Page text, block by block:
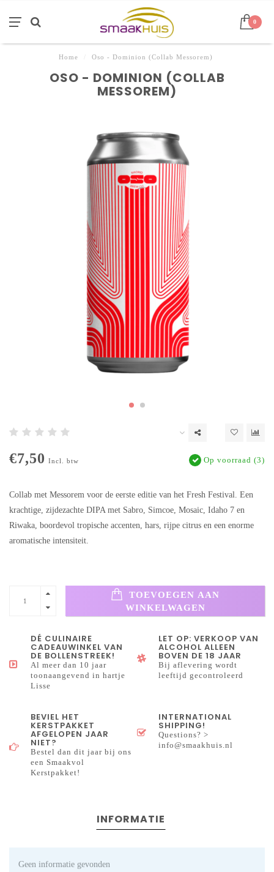
0
Home Oso - Dominion (Collab Messorem)
OSO - DOMINION (COLLAB
MESSOREM)
€7,50 Incl. btw Op voorraad (3)
Collab met Messorem voor de eerste editie van het Fresh Festival. Een
krachtige, zijdezachte DIPA met Sabro, Simcoe, Mosaic, Idaho 7 en
Riwaka, boordevol tropische accenten, hars, rijpe citrus en een enorme
aromatische intensiteit.
TOEVOEGEN AAN
WINKELWAGEN
DÉ CULINAIRE
CADEAUWINKEL VAN
DE BOLLENSTREEK!
Al meer dan 10 jaar
toonaangevend in hartje
Lisse
LET OP: VERKOOP VAN
ALCOHOL ALLEEN
BOVEN DE 18 JAAR
Bij aflevering wordt
leeftijd gecontroleerd
BEVIEL HET
KERSTPAKKET
AFGELOPEN JAAR
NIET?
Bestel dan dit jaar bij ons
een Smaakvol
Kerstpakket!
INTERNATIONAL
SHIPPING!
Questions? >
info@smaakhuis.nl
INFORMATIE
Geen informatie gevonden